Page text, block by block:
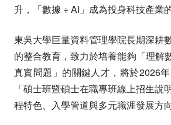
升，「數據 + AI」成為投身科技產業
東吳大學巨量資料管理學院長期深耕
的整合教育，致力於培養能夠「理解
真實問題」的關鍵人才，將於2026
「碩士班暨碩士在職專班線上招生說
程特色、入學管道與多元職涯發展方向